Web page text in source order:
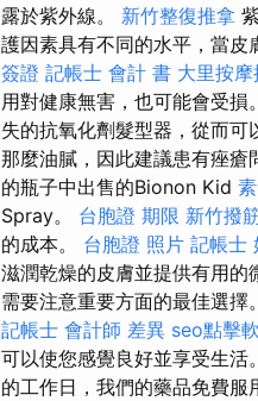
露於紫外線。 新竹整復推拿
護因素具有不同的水平，當皮
簽證 記帳士 會計 書 大里按
用對健康無害，也可能會受損
失的抗氧化劑髮型器，從而可
那麼油膩，因此建議患有痤
的瓶子中出售的Bionon Kid
Spray。 台胞證 期限 新竹撥
的成本。 台胞證 照片 記帳士
滋潤乾燥的皮膚並提供有用的
需要注意重要方面的最佳選擇
記帳士 會計師 差異 seo點擊
可以使您感覺良好並享受生活
的工作日，我們的藥品免費服